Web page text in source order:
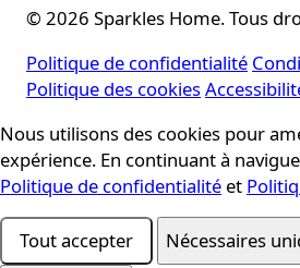
© 2026 Sparkles Home. Tous
Politique de confidentialité
Politique des cookies
Consentement aux
Nous utilisons des cookies pour
expérience. En continuant à
Politique de confidentialité et
Tout accepter
Nécessaires